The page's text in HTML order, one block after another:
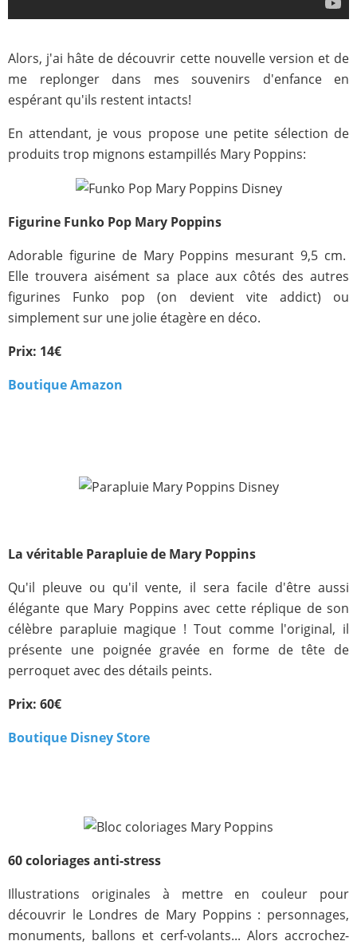
Alors, j'ai hâte de découvrir cette nouvelle version et de
me replonger dans mes souvenirs d'enfance en
espérant qu'ils restent intacts!
En attendant, je vous propose une petite sélection de
produits trop mignons estampillés Mary Poppins:
Figurine Funko Pop Mary Poppins
Adorable figurine de Mary Poppins mesurant 9,5 cm.
Elle trouvera aisément sa place aux côtés des autres
figurines Funko pop (on devient vite addict) ou
simplement sur une jolie étagère en déco.
Prix: 14€
Boutique Amazon
La véritable Parapluie de Mary Poppins
Qu'il pleuve ou qu'il vente, il sera facile d'être aussi
élégante que Mary Poppins avec cette réplique de son
célèbre parapluie magique ! Tout comme l'original, il
présente une poignée gravée en forme de tête de
perroquet avec des détails peints.
Prix: 60€
Boutique Disney Store
60 coloriages anti-stress
Illustrations originales à mettre en couleur pour
découvrir le Londres de Mary Poppins : personnages,
monuments, ballons et cerf-volants... Alors accrochez-